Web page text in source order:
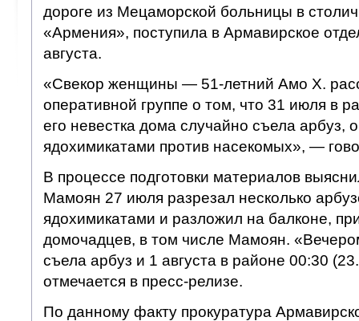
дороге из Мецаморской больницы в
«Армения», поступила в Армавирское
августа.
«Свекор женщины — 51-летний Амо Х.
оперативной группе о том, что 31 июля в
его невестка дома случайно съела арбуз,
ядохимикатами против насекомых», —
В процессе подготовки материалов
Мамоян 27 июля разрезал несколько
ядохимикатами и разложил на балконе,
домочадцев, в том числе Мамоян.
съела арбуз и 1 августа в районе 00:30
отмечается в пресс-релизе.
По данному факту прокуратура